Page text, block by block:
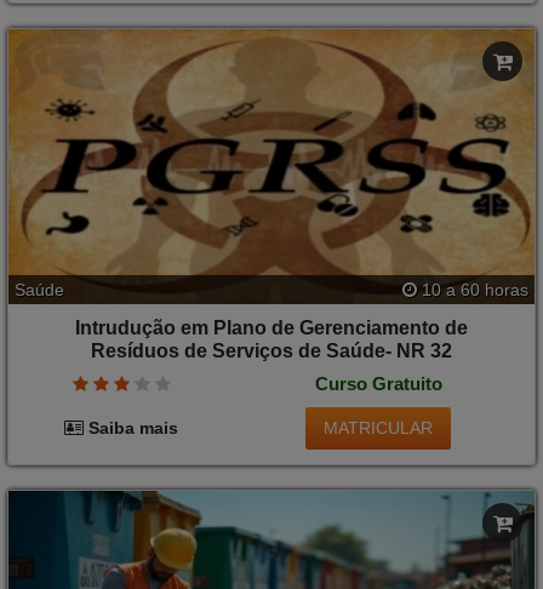
Saúde 10 a 60 horas
Intrudução em Plano de Gerenciamento de
Resíduos de Serviços de Saúde- NR 32
Curso Gratuito
Saiba mais MATRICULAR